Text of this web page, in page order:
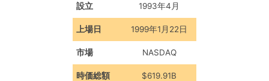
設立 1993年4月
上場日 1999年1月22日
市場 NASDAQ
時価総額 $619.91B